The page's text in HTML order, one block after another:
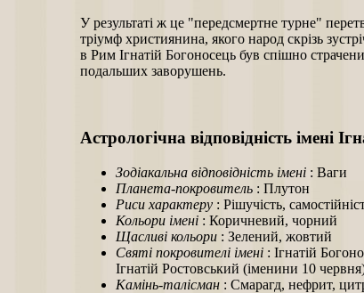
У результаті ж це "передсмертне турне"
тріумф християнина, якого народ скрізь
в Рим Ігнатій Богоносець був спішно
подальших заворушень.
Астрологічна відповідність імені
Зодіакальна відповідність імені : Ваги
Планета-покровитель : Плутон
Риси характеру : Рішучість,
Кольори імені : Коричневий, чорний
Щасливі кольори : Зелений, жовтий
Святі покровителі імені : Ігнатій
Ігнатій Ростовський (іменини 10
Камінь-талісман : Смарагд, нефрит,